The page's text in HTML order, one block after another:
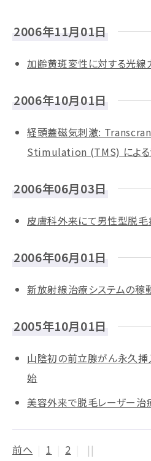
2006年11月01日
加齢黄斑変性に対する光線
2006年10月01日
経頭蓋磁気刺激:
Stimulation (TMS) による
2006年06月03日
皮膚科外来にて男性型脱毛
2006年06月01日
新放射線治療システムの稼
2005年10月01日
山陰初の前立腺がん永久
始
美容外来で脱毛レーザー治
前へ 1 2
||